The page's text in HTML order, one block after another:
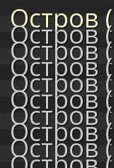
Остров
Остров
Остров
Остров
Остров
Остров
Остров
Остров
Остров